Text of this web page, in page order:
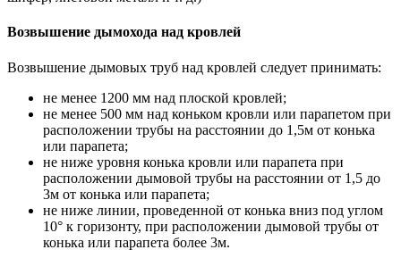
Возвышение дымохода над кровлей
Возвышение дымовых труб над кровлей следует принимать:
не менее 1200 мм над плоской кровлей;
не менее 500 мм над коньком кровли или парапетом при
расположении трубы на расстоянии до 1,5м от конька
или парапета;
не ниже уровня конька кровли или парапета при
расположении дымовой трубы на расстоянии от 1,5 до
3м от конька или парапета;
не ниже линии, проведенной от конька вниз под углом
10° к горизонту, при расположении дымовой трубы от
конька или парапета более 3м.